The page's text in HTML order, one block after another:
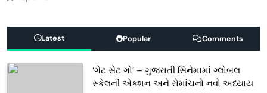
Latest Popular Comments
‘ગેટ સેટ ગો’ – ગુજરાતી સિનેમામાં ગ્લોબલ
સ્કેલની એક્શન અને રોમાંચનો નવો અધ્યાય